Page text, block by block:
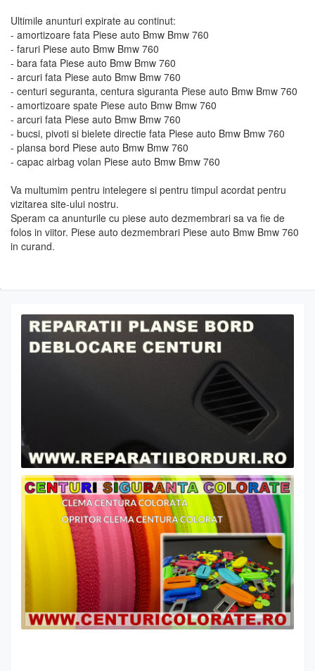
Ultimile anunturi expirate au continut:
- amortizoare fata Piese auto Bmw Bmw 760
- faruri Piese auto Bmw Bmw 760
- bara fata Piese auto Bmw Bmw 760
- arcuri fata Piese auto Bmw Bmw 760
- centuri seguranta, centura siguranta Piese auto Bmw Bmw 760
- amortizoare spate Piese auto Bmw Bmw 760
- arcuri fata Piese auto Bmw Bmw 760
- bucsi, pivoti si bielete directie fata Piese auto Bmw Bmw 760
- plansa bord Piese auto Bmw Bmw 760
- capac airbag volan Piese auto Bmw Bmw 760
Va multumim pentru intelegere si pentru timpul acordat pentru
vizitarea site-ului nostru.
Speram ca anunturile cu piese auto dezmembrari sa va fie de
folos in viitor. Piese auto dezmembrari Piese auto Bmw Bmw 760
in curand.